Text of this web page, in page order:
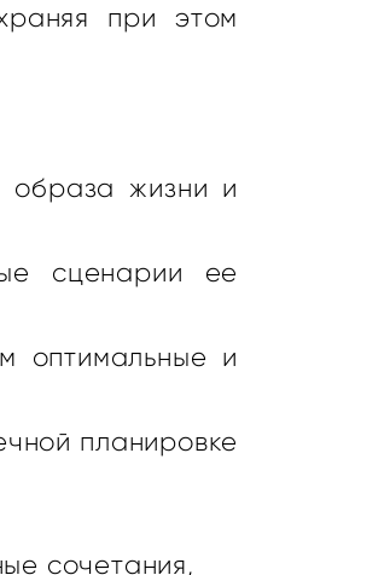
при этом
образа жизни и
сценарии ее
оптимальные и
планировке
сочетания,